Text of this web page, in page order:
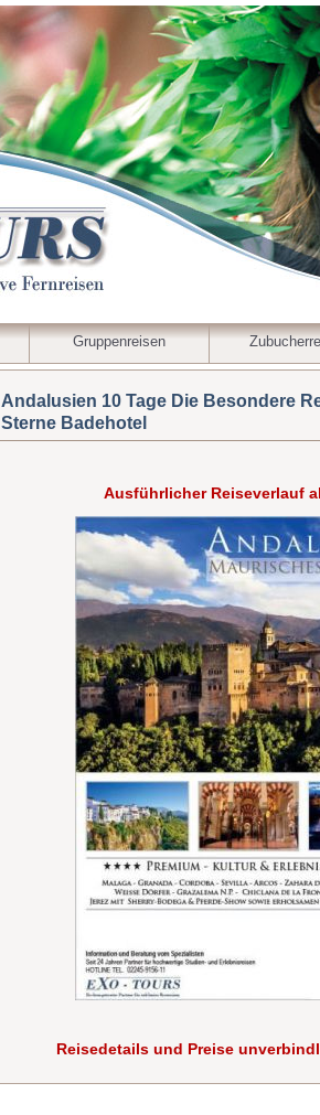
Gruppenreisen
Andalusien 10 Tage Die Besondere
Sterne Badehotel
Ausführlicher Reiseverlauf
Reisedetails und Preise